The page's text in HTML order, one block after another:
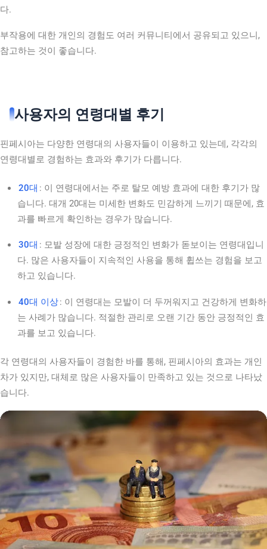
다.
부작용에 대한 개인의 경험도 여러 커뮤니티에서 공유되고 있으니,
참고하는 것이 좋습니다.
사용자의 연령대별 후기
핀페시아는 다양한 연령대의 사용자들이 이용하고 있는데, 각각의
연령대별로 경험하는 효과와 후기가 다릅니다.
20대 : 이 연령대에서는 주로 탈모 예방 효과에 대한 후기가 많
습니다. 대개 20대는 미세한 변화도 민감하게 느끼기 때문에, 효
과를 빠르게 확인하는 경우가 많습니다.
30대 : 모발 성장에 대한 긍정적인 변화가 돋보이는 연령대입니
다. 많은 사용자들이 지속적인 사용을 통해 휩쓰는 경험을 보고
하고 있습니다.
40대 이상: 이 연령대는 모발이 더 두꺼워지고 건강하게 변화하
는 사례가 많습니다. 적절한 관리로 오랜 기간 동안 긍정적인 효
과를 보고 있습니다.
각 연령대의 사용자들이 경험한 바를 통해, 핀페시아의 효과는 개인
차가 있지만, 대체로 많은 사용자들이 만족하고 있는 것으로 나타났
습니다.